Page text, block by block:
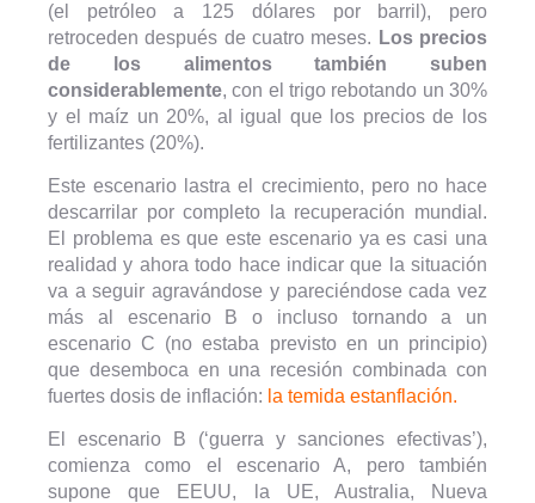
(el petróleo a 125 dólares por barril), pero
retroceden después de cuatro meses. Los precios
de los alimentos también suben
considerablemente, con el trigo rebotando un 30%
y el maíz un 20%, al igual que los precios de los
fertilizantes (20%).
Este escenario lastra el crecimiento, pero no hace
descarrilar por completo la recuperación mundial.
El problema es que este escenario ya es casi una
realidad y ahora todo hace indicar que la situación
va a seguir agravándose y pareciéndose cada vez
más al escenario B o incluso tornando a un
escenario C (no estaba previsto en un principio)
que desemboca en una recesión combinada con
fuertes dosis de inflación: la temida estanflación.
El escenario B (‘guerra y sanciones efectivas’),
comienza como el escenario A, pero también
supone que EEUU, la UE, Australia, Nueva